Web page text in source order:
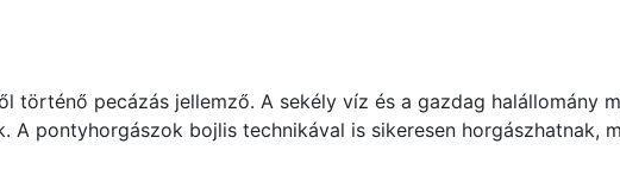
történő pecázás jellemző. A sekély víz és a gazdag halállomány
A pontyhorgászok bojlis technikával is sikeresen horgászhatnak,